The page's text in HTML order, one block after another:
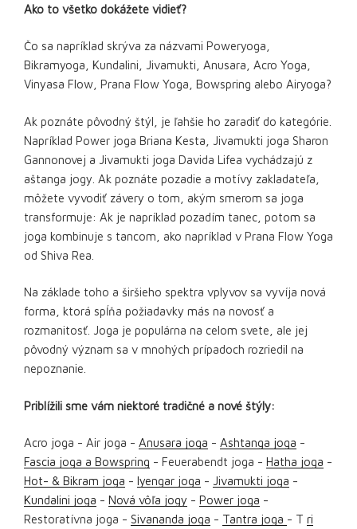
Ako to všetko dokážete vidieť?
Čo sa napríklad skrýva za názvami Poweryoga,
Bikramyoga, Kundalini, Jivamukti, Anusara, Acro Yoga,
Vinyasa Flow, Prana Flow Yoga, Bowspring alebo Airyoga?
Ak poznáte pôvodný štýl, je ľahšie ho zaradiť do kategórie.
Napríklad Power joga Briana Kesta, Jivamukti joga Sharon
Gannonovej a Jivamukti joga Davida Lifea vychádzajú z
aštanga jogy. Ak poznáte pozadie a motívy zakladateľa,
môžete vyvodiť závery o tom, akým smerom sa joga
transformuje: Ak je napríklad pozadím tanec, potom sa
joga kombinuje s tancom, ako napríklad v Prana Flow Yoga
od Shiva Rea.
Na základe toho a širšieho spektra vplyvov sa vyvíja nová
forma, ktorá spĺňa požiadavky más na novosť a
rozmanitosť. Joga je populárna na celom svete, ale jej
pôvodný význam sa v mnohých prípadoch rozriedil na
nepoznanie.
Priblížili sme vám niektoré tradičné a nové štýly:
Acro joga - Air joga - Anusara joga - Ashtanga joga -
Fascia joga a Bowspring - Feuerabendt joga - Hatha joga -
Hot- & Bikram joga - Iyengar joga - Jivamukti joga -
Kundalini joga - Nová vôľa jogy - Power joga -
Restoratívna joga - Sivananda joga - Tantra joga - T ri